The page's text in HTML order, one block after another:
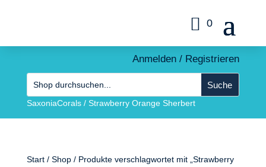
0
Anmelden / Registrieren
SaxoniaCorals/ Strawberry Orange Sherbert
Start/ Shop/ Produkte verschlagwortet mit „Strawberry